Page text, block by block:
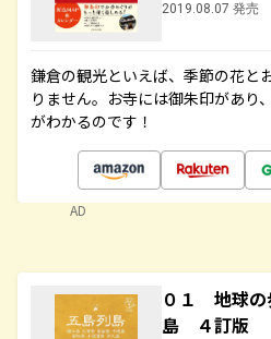
2019.08.07 発売
鎌倉の観光といえば、季節の花と
りません。お寺には御朱印があり
がわかるのです！
AD
０１ 地球
島 ４訂版